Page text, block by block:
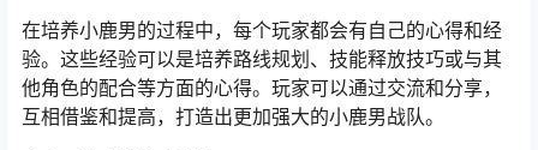
在培养小鹿男的过程中，每个玩家都会有自己的心得和经
验。这些经验可以是培养路线规划、技能释放技巧或与其
他角色的配合等方面的心得。玩家可以通过交流和分享，
互相借鉴和提高，打造出更加强大的小鹿男战队。